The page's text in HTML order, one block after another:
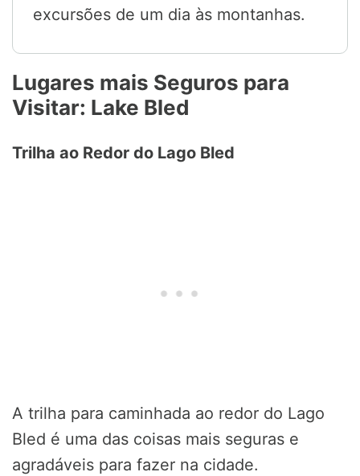
excursões de um dia às montanhas.
Lugares mais Seguros para
Visitar: Lake Bled
Trilha ao Redor do Lago Bled
A trilha para caminhada ao redor do Lago
Bled é uma das coisas mais seguras e
agradáveis para fazer na cidade.